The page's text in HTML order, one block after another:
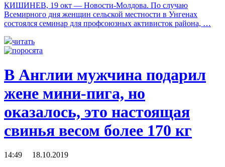
КИШИНЕВ, 19 окт — Новости-Молдова. По случаю
Всемирного дня женщин сельской местности в Унгенах
состоялся семинар для профсоюзных активисток района, …
читать
В Англии мужчина подарил
жене мини-пига, но
оказалось, это настоящая
свинья весом более 170 кг
14:49 18.10.2019